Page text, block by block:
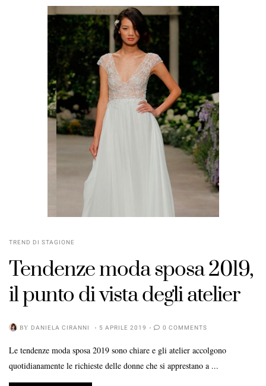
TREND DI STAGIONE
Tendenze moda sposa 2019,
il punto di vista degli atelier
BY DANIELA CIRANNI 5 APRILE 2019 0 COMMENTS
Le tendenze moda sposa 2019 sono chiare e gli atelier accolgono
quotidianamente le richieste delle donne che si apprestano a ...